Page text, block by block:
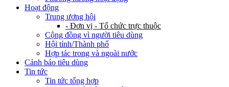
Hoạt động
Trung ương hội
- Đơn vị - Tổ chức trực thuộc
Cộng đồng vì người tiêu dùng
Hội tỉnh/Thành phố
Hợp tác trong và ngoài nước
Cảnh báo tiêu dùng
Tin tức
Tin tức tổng hợp